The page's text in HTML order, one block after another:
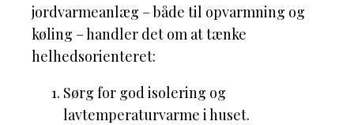
jordvarmeanlæg – både til opvarmning og
køling – handler det om at tænke
helhedsorienteret:
Sørg for god isolering og
lavtemperaturvarme i huset.